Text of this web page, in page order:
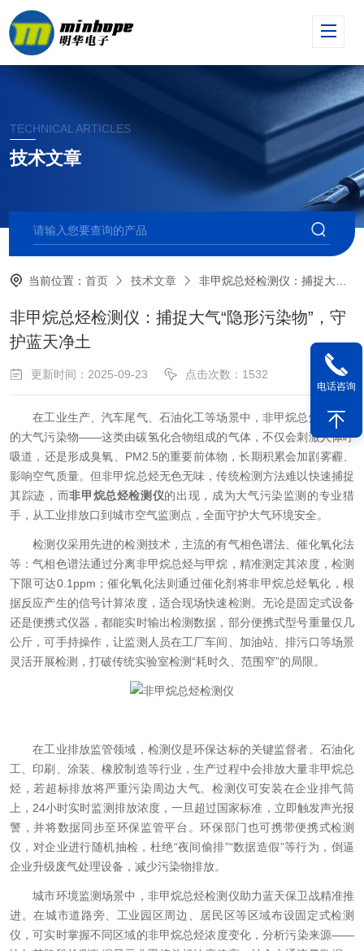
TECHNICAL ARTICLES
技术文章
当前位置：首页 技术文章 非甲烷总烃检测仪：捕捉大气“隐形污染物”，守护蓝天净土​
非甲烷总烃检测仪：捕捉大气“隐形污染物”，守
护蓝天净土​
更新时间：2025-09-23 点击次数：1532
在工业生产、汽车尾气、石油化工等场景中，非甲烷总烃是常见
的大气污染物——这类由碳氢化合物组成的气体，不仅会刺激人体呼
吸道，还是形成臭氧、PM2.5的重要前体物，长期积累会加剧雾霾、
影响空气质量。但非甲烷总烃无色无味，传统检测方法难以快速捕捉
其踪迹，而非甲烷总烃检测仪的出现，成为大气污染监测的专业猎
手，从工业排放口到城市空气监测点，全面守护大气环境安全。​
检测仪采用先进的检测技术，主流的有气相色谱法、催化氧化法
等：气相色谱法通过分离非甲烷总烃与甲烷，精准测定其浓度，检测
下限可达0.1ppm；催化氧化法则通过催化剂将非甲烷总烃氧化，根
据反应产生的信号计算浓度，适合现场快速检测。无论是固定式设备
还是便携式仪器，都能实时输出检测数据，部分便携式型号重量仅几
公斤，可手持操作，让监测人员在工厂车间、加油站、排污口等场景
灵活开展检测，打破传统实验室检测“耗时久、范围窄”的局限。​
在工业排放监管领域，检测仪是环保达标的关键监督者。石油化
工、印刷、涂装、橡胶制造等行业，生产过程中会排放大量非甲烷总
烃，若超标排放将严重污染周边大气。检测仪可安装在企业排气筒
上，24小时实时监测排放浓度，一旦超过国家标准，立即触发声光报
警，并将数据同步至环保监管平台。环保部门也可携带便携式检测
仪，对企业进行随机抽检，杜绝“夜间偷排”“数据造假”等行为，倒逼
企业升级废气处理设备，减少污染物排放。​
城市环境监测场景中，非甲烷总烃检测仪助力蓝天保卫战精准推
进。在城市道路旁、工业园区周边、居民区等区域布设固定式检测
仪，可实时掌握不同区域的非甲烷总烃浓度变化，分析污染来源——
电话咨询